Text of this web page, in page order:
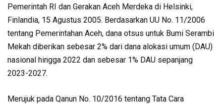
Pemerintah RI dan Gerakan Aceh Merdeka di Helsinki,
Finlandia, 15 Agustus 2005. Berdasarkan UU No. 11/2006
tentang Pemerintahan Aceh, dana otsus untuk Bumi Serambi
Mekah diberikan sebesar 2% dari dana alokasi umum (DAU)
nasional hingga 2022 dan sebesar 1% DAU sepanjang
2023-2027.
Merujuk pada Qanun No. 10/2016 tentang Tata Cara